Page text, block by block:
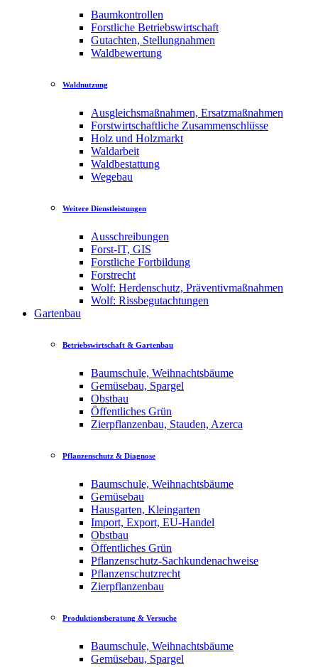
Baumkontrollen
Forstliche Betriebswirtschaft
Gutachten, Stellungnahmen
Waldbewertung
Waldnutzung
Ausgleichsmaßnahmen, Ersatzmaßnahmen
Forstwirtschaftliche Zusammenschlüsse
Holz und Holzmarkt
Waldarbeit
Waldbestattung
Wegebau
Weitere Dienstleistungen
Ausschreibungen
Forst-IT, GIS
Forstliche Fortbildung
Forstrecht
Wolf: Herdenschutz, Präventivmaßnahmen
Wolf: Rissbegutachtungen
Gartenbau
Betriebswirtschaft & Gartenbau
Baumschule, Weihnachtsbäume
Gemüsebau, Spargel
Obstbau
Öffentliches Grün
Zierpflanzenbau, Stauden, Azerca
Pflanzenschutz & Diagnose
Baumschule, Weihnachtsbäume
Gemüsebau
Hausgarten, Kleingarten
Import, Export, EU-Handel
Obstbau
Öffentliches Grün
Pflanzenschutz-Sachkundenachweise
Pflanzenschutzrecht
Zierpflanzenbau
Produktionsberatung & Versuche
Baumschule, Weihnachtsbäume
Gemüsebau, Spargel